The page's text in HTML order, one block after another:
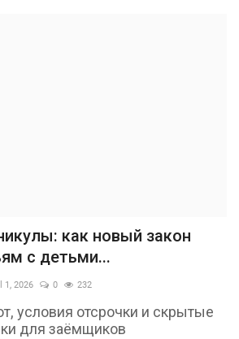
как новый закон
с детьми...
1, 2026 0 232
условия отсрочки и скрытые
для заёмщиков